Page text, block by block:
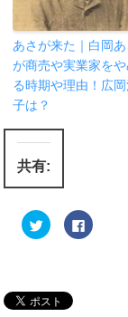
あさが来た｜白岡あ
が商売や実業家をや
る時期や理由！広
子は？
共有:
ク
リ
w
i
F
a